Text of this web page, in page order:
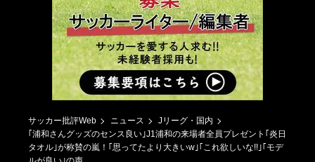
サッカー批評Web ニュース
Jリーグ・国内
｢浦和さんグッズのセンス良い｣J1浦和の来場者全員プレゼント｢炎日
タオル｣が称賛の嵐！｢思ってたより大きいw｣｢これ欲しいな!!｣｢モデ